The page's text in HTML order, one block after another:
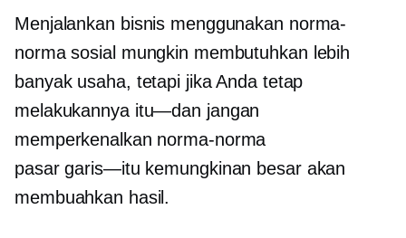
Menjalankan bisnis menggunakan norma-
norma sosial mungkin membutuhkan lebih
banyak usaha, tetapi jika Anda tetap
melakukannya itu—dan jangan
memperkenalkan norma-norma
pasargaris—itu kemungkinan besar akan
membuahkan hasil.